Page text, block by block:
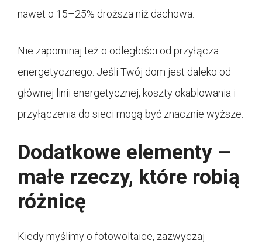
nawet o 15–25% droższa niż dachowa.
Nie zapominaj też o odległości od przyłącza
energetycznego. Jeśli Twój dom jest daleko od
głównej linii energetycznej, koszty okablowania i
przyłączenia do sieci mogą być znacznie wyższe.
Dodatkowe elementy –
małe rzeczy, które robią
różnicę
Kiedy myślimy o fotowoltaice, zazwyczaj